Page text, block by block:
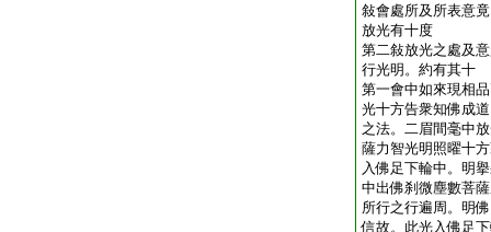
敍會處所及所表意
放光有十度
第二敍放光之處及
行光明。約有其十
第一會中如來現相
光十方告衆知佛成
之法。二眉間毫中
薩力智光明照曜十
入佛足下輪中。明
中出佛刹微塵數菩
所行之行遍周。明
信故。此光入佛足